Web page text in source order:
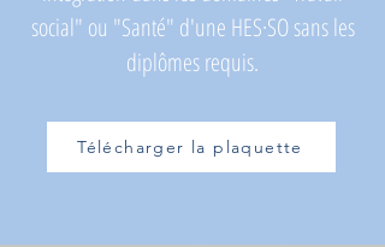
social" ou "Santé" d'une HES·SO sans les
diplômes requis.
Télécharger la plaquette